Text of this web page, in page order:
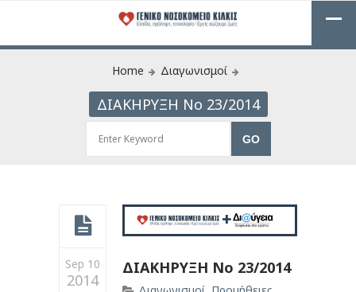
Home Διαγωνισμοί
ΔΙΑΚΗΡΥΞΗ Νο 23/2014
Sep 10
2014
ΔΙΑΚΗΡΥΞΗ Νο 23/2014